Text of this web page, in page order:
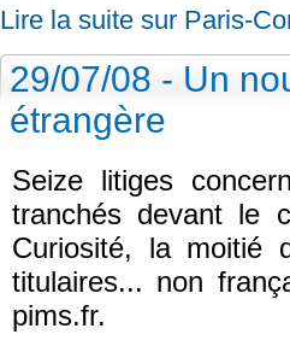
Lire la suite sur Paris-
29/07/08 - Un
étrangère
Seize litiges
tranchés devant le
Curiosité, la moitié
titulaires... non
pims.fr.